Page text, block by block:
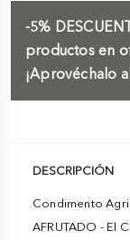
-5%
productos en
¡Aprovéchalo
DESCRIPCIÓN
Condimento
AFRUTADO - El